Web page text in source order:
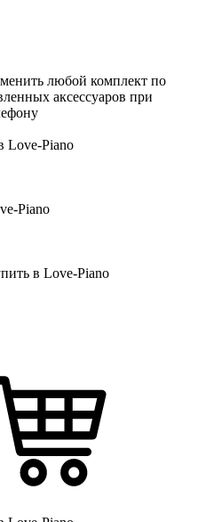
любой комплект по
аксессуаров при